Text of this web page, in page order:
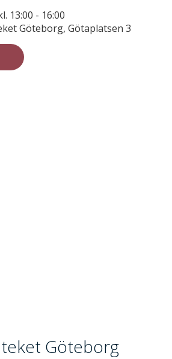
13:00 - 16:00
Göteborg, Götaplatsen 3
Göteborg